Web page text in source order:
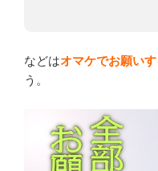
などはオマケでお願い
う。